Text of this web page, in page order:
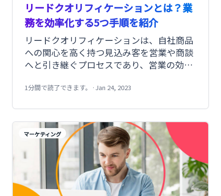
リードクオリフィケーションとは？業
務を効率化する5つ手順を紹介
リードクオリフィケーションは、自社商品
への関心を高く持つ見込み客を営業や商談
へと引き継ぐプロセスであり、営業の効率
購買までのプロセスが長期化しつつあるな
ードクオリフィケーションの基礎知識から
具体的な手法をご紹介します。
1分間で読了できます。 · Jan 24, 2023
マーケティング